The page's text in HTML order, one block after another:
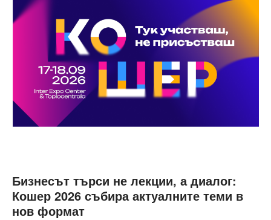
Бизнесът търси не лекции, а диалог:
Кошер 2026 събира актуалните теми в
нов формат